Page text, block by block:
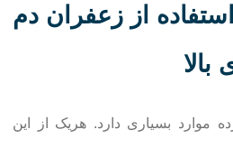
از زعفران دم
موارد بسیاری دارد. هریک از این